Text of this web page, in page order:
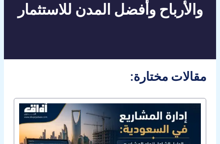
والأرباح وأفضل المدن للاستثمار
:مقالات مختارة